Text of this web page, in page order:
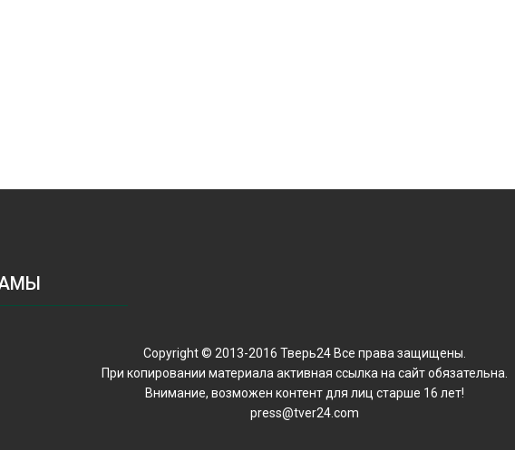
Copyright © 2013-2016 Тверь24 Все права защищены.
При копировании материала активная ссылка на сайт обязательна.
Внимание, возможен контент для лиц старше 16 лет!
press@tver24.com